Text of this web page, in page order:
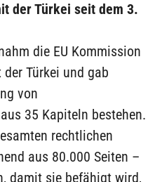
der Türkei seit dem 3.
die EU Kommission
Türkei und gab
von
35 Kapiteln bestehen.
rechtlichen
aus 80.000 Seiten –
damit sie befähigt wird,